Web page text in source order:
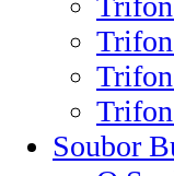
Soubor